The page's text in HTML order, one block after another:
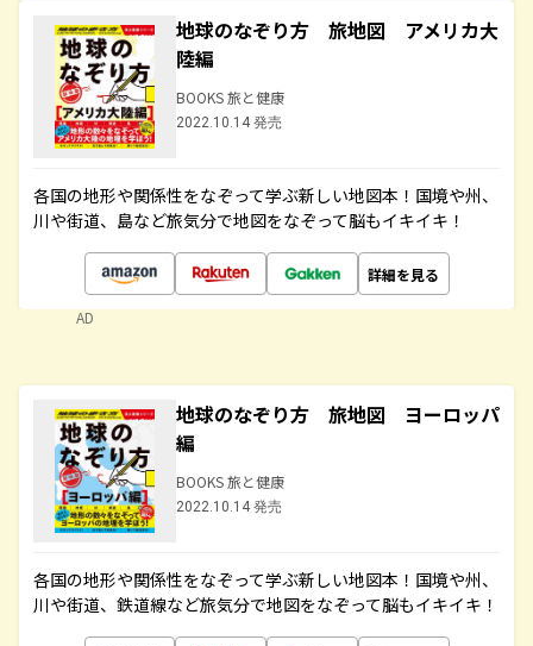
地球のなぞり方 旅地図 アメリカ大
陸編
BOOKS 旅と健康
2022.10.14 発売
各国の地形や関係性をなぞって学ぶ新しい地図本！国境や州、
川や街道、島など旅気分で地図をなぞって脳もイキイキ！
詳細を見る
AD
地球のなぞり方 旅地図 ヨーロッパ
編
BOOKS 旅と健康
2022.10.14 発売
各国の地形や関係性をなぞって学ぶ新しい地図本！国境や州、
川や街道、鉄道線など旅気分で地図をなぞって脳もイキイキ！